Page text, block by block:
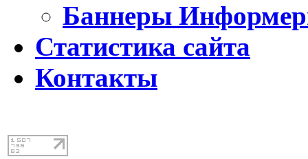
Баннеры
Статистика сайта
Контакты